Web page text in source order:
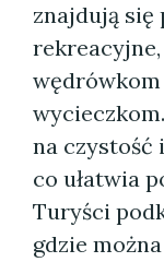
znajdują się
na czystość
co ułatwia
Turyści
gdzie